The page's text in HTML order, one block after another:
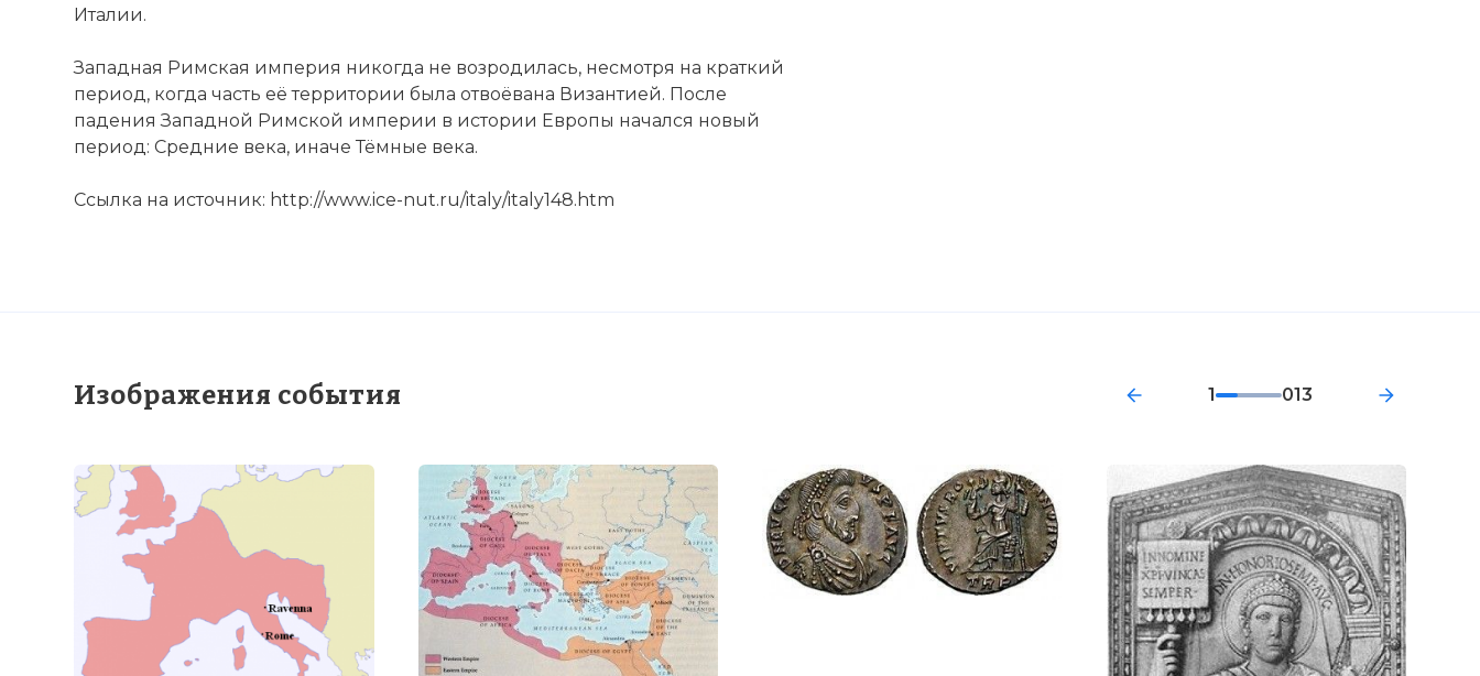
Италии.
Западная Римская империя никогда не возродилась, несмотря на краткий
период, когда часть её территории была отвоёвана Византией. После
падения Западной Римской империи в истории Европы начался новый
период: Средние века, иначе Тёмные века.
Ссылка на источник: http://www.ice-nut.ru/italy/italy148.htm
Изображения события 1 013
Проверочный код:
Вернуться в статью: